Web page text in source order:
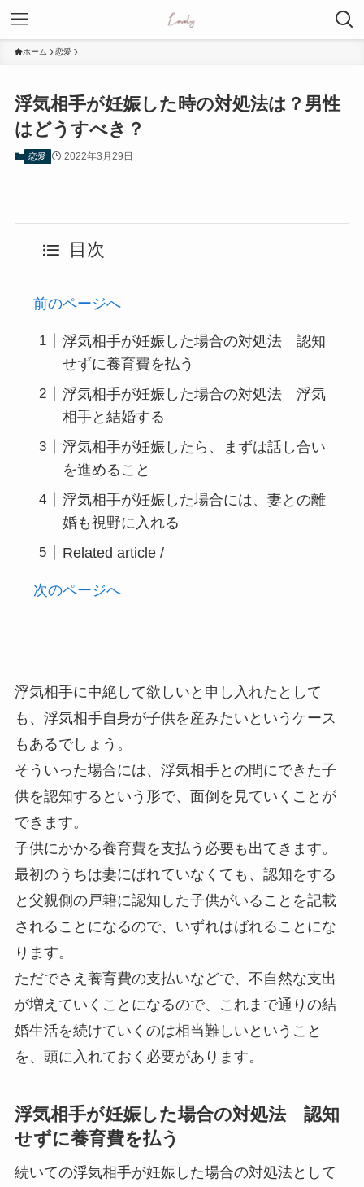
ホーム 恋愛
浮気相手が妊娠した時の対処法は？男性
はどうすべき？
恋愛 2022年3月29日
目次
前のページへ
浮気相手が妊娠した場合の対処法 認知
せずに養育費を払う
浮気相手が妊娠した場合の対処法 浮気
相手と結婚する
浮気相手が妊娠したら、まずは話し合い
を進めること
浮気相手が妊娠した場合には、妻との離
婚も視野に入れる
Related article /
次のページへ
浮気相手に中絶して欲しいと申し入れたとして
も、浮気相手自身が子供を産みたいというケース
もあるでしょう。
そういった場合には、浮気相手との間にできた子
供を認知するという形で、面倒を見ていくことが
できます。
子供にかかる養育費を支払う必要も出てきます。
最初のうちは妻にばれていなくても、認知をする
と父親側の戸籍に認知した子供がいることを記載
されることになるので、いずれはばれることにな
ります。
ただでさえ養育費の支払いなどで、不自然な支出
が増えていくことになるので、これまで通りの結
婚生活を続けていくのは相当難しいということ
を、頭に入れておく必要があります。
浮気相手が妊娠した場合の対処法 認知
せずに養育費を払う
続いての浮気相手が妊娠した場合の対処法として